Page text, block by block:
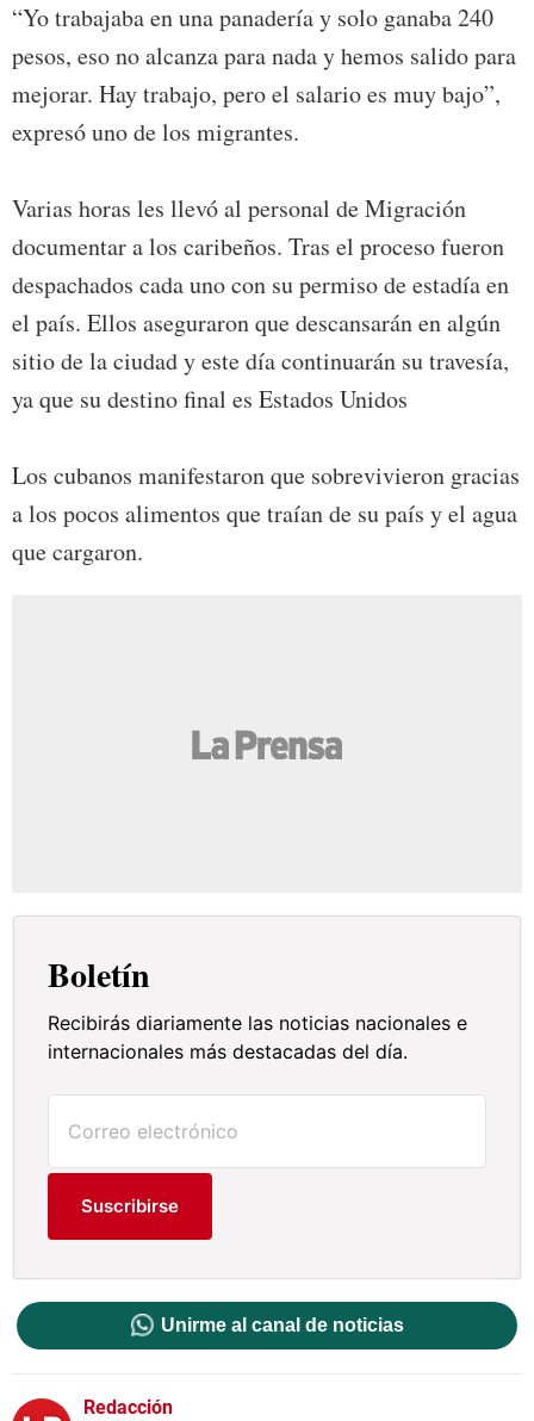
“Yo trabajaba en una panadería y solo ganaba 240
pesos, eso no alcanza para nada y hemos salido para
mejorar. Hay trabajo, pero el salario es muy bajo”,
expresó uno de los migrantes.
Varias horas les llevó al personal de Migración
documentar a los caribeños. Tras el proceso fueron
despachados cada uno con su permiso de estadía en
el país. Ellos aseguraron que descansarán en algún
sitio de la ciudad y este día continuarán su travesía,
ya que su destino final es Estados Unidos
Los cubanos manifestaron que sobrevivieron gracias
a los pocos alimentos que traían de su país y el agua
que cargaron.
Boletín
Recibirás diariamente las noticias nacionales e
internacionales más destacadas del día.
Suscribirse
Unirme al canal de noticias
Redacción